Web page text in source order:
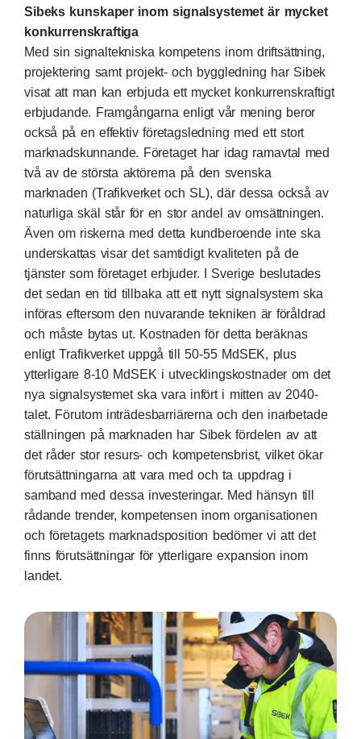
Sibeks kunskaper inom signalsystemet är mycket
konkurrenskraftiga
Med sin signaltekniska kompetens inom driftsättning,
projektering samt projekt- och byggledning har Sibek
visat att man kan erbjuda ett mycket konkurrenskraftigt
erbjudande. Framgångarna enligt vår mening beror
också på en effektiv företagsledning med ett stort
marknadskunnande. Företaget har idag ramavtal med
två av de största aktörerna på den svenska
marknaden (Trafikverket och SL), där dessa också av
naturliga skäl står för en stor andel av omsättningen.
Även om riskerna med detta kundberoende inte ska
underskattas visar det samtidigt kvaliteten på de
tjänster som företaget erbjuder. I Sverige beslutades
det sedan en tid tillbaka att ett nytt signalsystem ska
införas eftersom den nuvarande tekniken är föråldrad
och måste bytas ut. Kostnaden för detta beräknas
enligt Trafikverket uppgå till 50-55 MdSEK, plus
ytterligare 8-10 MdSEK i utvecklingskostnader om det
nya signalsystemet ska vara infört i mitten av 2040-
talet. Förutom inträdesbarriärerna och den inarbetade
ställningen på marknaden har Sibek fördelen av att
det råder stor resurs- och kompetensbrist, vilket ökar
förutsättningarna att vara med och ta uppdrag i
samband med dessa investeringar. Med hänsyn till
rådande trender, kompetensen inom organisationen
och företagets marknadsposition bedömer vi att det
finns förutsättningar för ytterligare expansion inom
landet.